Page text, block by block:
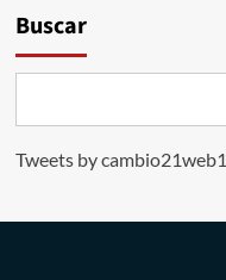
Buscar
Tweets by cambio21web1